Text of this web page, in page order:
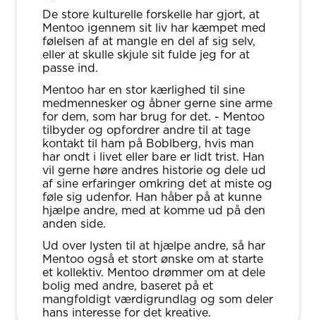
De store kulturelle forskelle har gjort, at
Mentoo igennem sit liv har kæmpet med
følelsen af at mangle en del af sig selv,
eller at skulle skjule sit fulde jeg for at
passe ind.
Mentoo har en stor kærlighed til sine
medmennesker og åbner gerne sine arme
for dem, som har brug for det. - Mentoo
tilbyder og opfordrer andre til at tage
kontakt til ham på Boblberg, hvis man
har ondt i livet eller bare er lidt trist. Han
vil gerne høre andres historie og dele ud
af sine erfaringer omkring det at miste og
føle sig udenfor. Han håber på at kunne
hjælpe andre, med at komme ud på den
anden side.
Ud over lysten til at hjælpe andre, så har
Mentoo også et stort ønske om at starte
et kollektiv. Mentoo drømmer om at dele
bolig med andre, baseret på et
mangfoldigt værdigrundlag og som deler
hans interesse for det kreative.